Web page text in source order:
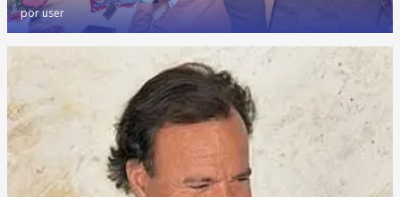
poruser